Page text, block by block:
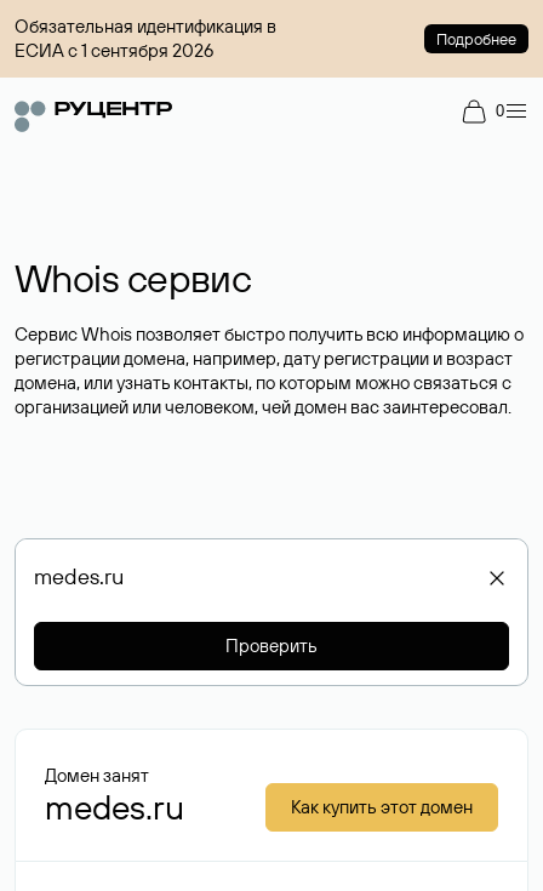
Обязательная идентификация в
ЕСИА с 1 сентября 2026
Подробнее
0
Whois сервис
Сервис Whois позволяет быстро получить всю информацию о
регистрации домена, например, дату регистрации и возраст
домена, или узнать контакты, по которым можно связаться с
организацией или человеком, чей домен вас заинтересовал.
Проверить
Домен занят
medes.ru Как купить этот домен